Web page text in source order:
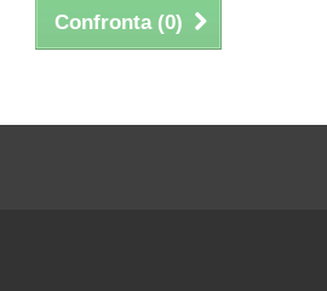
Confronta (0)